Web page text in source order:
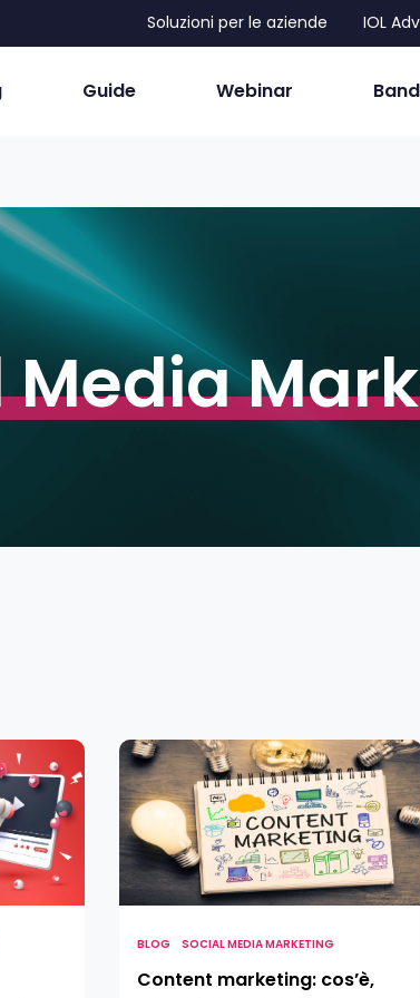
Soluzioni per le aziende IOL
Guide Webinar
Media
Content
marketing:
cos’è,
come
farlo
e
strategie
vincenti
BLOG SOCIAL MEDIA MARKETING
Content marketing: cos’è,